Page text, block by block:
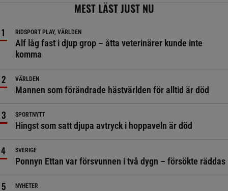
MEST LÄST JUST NU
RIDSPORT PLAY, VÄRLDEN
Alf låg fast i djup grop – åtta veterinärer kunde inte
komma
VÄRLDEN
Mannen som förändrade hästvärlden för alltid är död
SPORTNYTT
Hingst som satt djupa avtryck i hoppaveln är död
SVERIGE
Ponnyn Ettan var försvunnen i två dygn – försökte räddas
NYHETER